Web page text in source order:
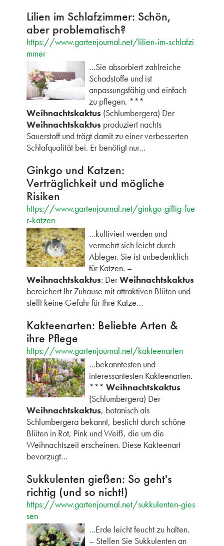
Lilien im Schlafzimmer: Schön,
aber problematisch?
https://www.gartenjournal.net/lilien-im-schlafzi
mmer
…Sie absorbiert zahlreiche
Schadstoffe und ist
anpassungsfähig und einfach
zu pflegen. ***
Weihnachtskaktus(Schlumbergera) Der
Weihnachtskaktusproduziert nachts
Sauerstoff und trägt damit zu einer verbesserten
Schlafqualität bei. Er benötigt nur…
Ginkgo und Katzen:
Verträglichkeit und mögliche
Risiken
https://www.gartenjournal.net/ginkgo-giftig-fue
r-katzen
…kultiviert werden und
vermehrt sich leicht durch
Ableger. Sie ist unbedenklich
für Katzen. –
Weihnachtskaktus: DerWeihnachtskaktus
bereichert Ihr Zuhause mit attraktiven Blüten und
stellt keine Gefahr für Ihre Katze…
Kakteenarten: Beliebte Arten &
ihre Pflege
https://www.gartenjournal.net/kakteenarten
…bekanntesten und
interessantesten Kakteenarten.
*** Weihnachtskaktus
(Schlumbergera) Der
Weihnachtskaktus, botanisch als
Schlumbergera bekannt, besticht durch schöne
Blüten in Rot, Pink und Weiß, die um die
Weihnachtszeit erscheinen. Diese Kakteenart
bevorzugt…
Sukkulenten gießen: So geht's
richtig (und so nicht!)
https://www.gartenjournal.net/sukkulenten-gies
sen
…Erde leicht feucht zu halten.
– Stellen Sie Sukkulenten an